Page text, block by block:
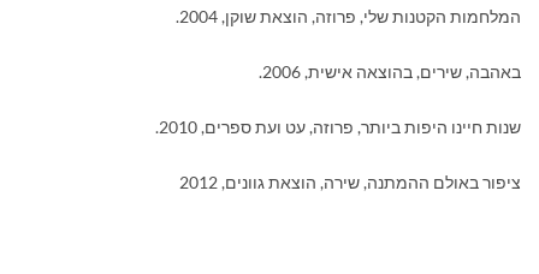
המלחמות הקטנות שלי, פרוזה, הוצאת שוקן, 2004.
באהבה, שירים, בהוצאה אישית, 2006.
שנות חיינו היפות ביותר, פרוזה, עט ועת ספרים, 2010.
ציפור באולם ההמתנה, שירה, הוצאת גוונים, 2012